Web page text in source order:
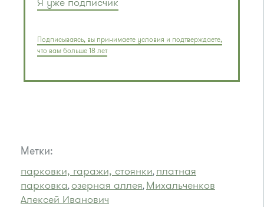
Подписываясь, вы принимаете условия и подтверждаете,
что вам больше 18 лет
Метки:
парковки, гаражи, стоянки, платная
парковка,озерная аллея, Михальченков
Алексей Иванович